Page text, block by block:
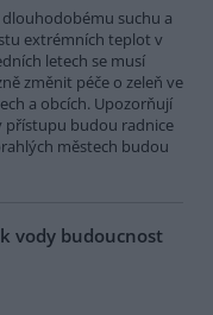
dlouhodobému suchu a
extrémních teplot v
letech se musí
změnit péče o zeleň ve
a obcích. Upozorňují
přístupu budou radnice
městech budou
vody budoucnost